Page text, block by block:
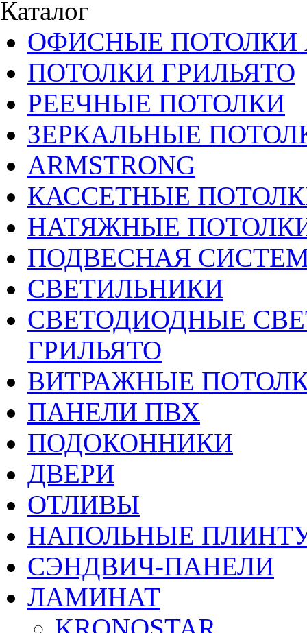
Каталог
ОФИСНЫЕ ПОТОЛКИ
ПОТОЛКИ ГРИЛЬЯТО
РЕЕЧНЫЕ ПОТОЛКИ
ЗЕРКАЛЬНЫЕ
ARMSTRONG
КАССЕТНЫЕ
НАТЯЖНЫЕ
ПОДВЕСНАЯ
СВЕТИЛЬНИКИ
CВЕТОДИОДНЫЕ
ГРИЛЬЯТО
ВИТРАЖНЫЕ
ПАНЕЛИ ПВХ
ПОДОКОННИКИ
ДВЕРИ
ОТЛИВЫ
НАПОЛЬНЫЕ
СЭНДВИЧ-ПАНЕЛИ
ЛАМИНАТ